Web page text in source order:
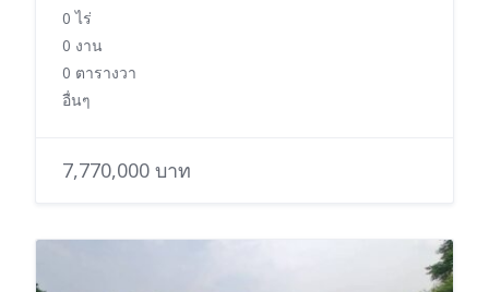
0 ไร่
0 งาน
0 ตารางวา
อื่นๆ
7,770,000 บาท